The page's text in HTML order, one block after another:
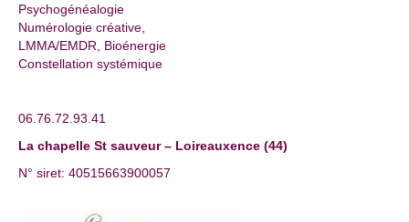
Psychogénéalogie
Numérologie créative,
LMMA/EMDR, Bioénergie
Constellation systémique
06.76.72.93.41
La chapelle St sauveur – Loireauxence (44)
N° siret: 40515663900057